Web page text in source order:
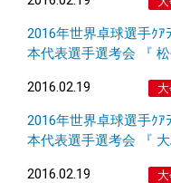
2016年世界卓球選手ｸ
本代表選手選考会 『
2016.02.19
2016年世界卓球選手ｸ
本代表選手選考会 『
2016.02.19